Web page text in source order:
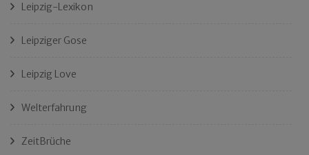
Leipzig-Lexikon
Leipziger Gose
Leipzig Love
Welterfahrung
ZeitBrüche